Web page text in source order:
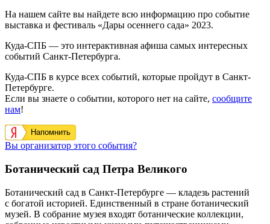
На нашем сайте вы найдете всю информацию про событие
выставка и фестиваль «Дары осеннего сада» 2023.
Куда-СПБ — это интерактивная афиша самых интересных
событий Санкт-Петербурга.
Куда-СПБ в курсе всех событий, которые пройдут в Санкт-
Петербурге.
Если вы знаете о событии, которого нет на сайте, сообщите
нам!
Напомнить
Вы организатор этого события?
Ботанический сад Петра Великого
Ботанический сад в Санкт-Петербурге — кладезь растений
с богатой историей. Единственный в стране ботанический
музей. В собрание музея входят ботанические коллекции,